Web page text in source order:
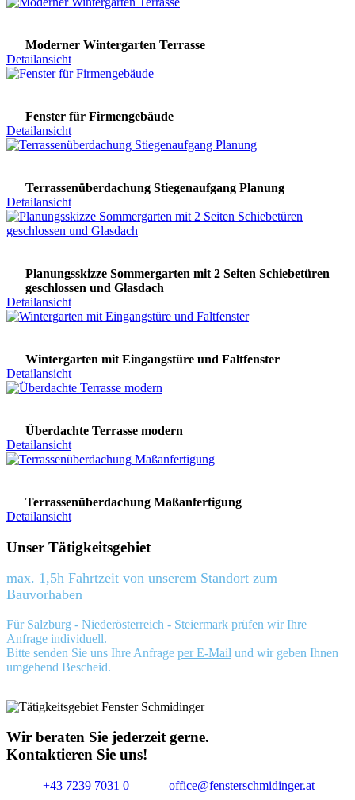
Moderner Wintergarten Terrasse
Detailansicht
Fenster für Firmengebäude
Detailansicht
Terrassenüberdachung Stiegenaufgang Planung
Detailansicht
Planungsskizze Sommergarten mit 2 Seiten Schiebetüren
geschlossen und Glasdach
Detailansicht
Wintergarten mit Eingangstüre und Faltfenster
Detailansicht
Überdachte Terrasse modern
Detailansicht
Terrassenüberdachung Maßanfertigung
Detailansicht
Unser Tätigkeitsgebiet
max. 1,5h Fahrtzeit von unserem Standort zum
Bauvorhaben
Für Salzburg - Niederösterreich - Steiermark prüfen wir Ihre
Anfrage individuell.
Bitte senden Sie uns Ihre Anfrage per E-Mail und wir geben Ihnen
umgehend Bescheid.
Wir beraten Sie jederzeit gerne.
Kontaktieren Sie uns!
+43 7239 7031 0 office@fensterschmidinger.at